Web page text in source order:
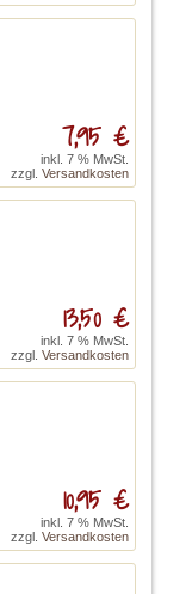
7,95 €
inkl. 7 % MwSt.
zzgl. Versandkosten
13,50 €
inkl. 7 % MwSt.
zzgl. Versandkosten
10,95 €
inkl. 7 % MwSt.
zzgl. Versandkosten